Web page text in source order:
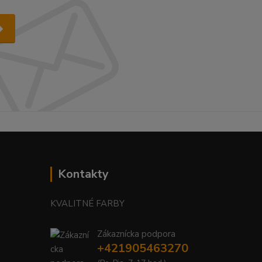
Kontakty
KVALITNÉ FARBY
Zákaznícka podpora
+421905463270